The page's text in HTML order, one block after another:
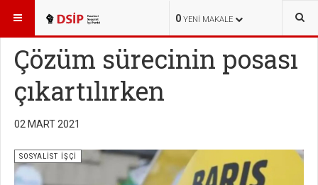
0 YENI MAKALE
BURADASINIZ: YAYINLAR SOSYALİST İŞÇİ
Çözüm sürecinin posası
çıkartılırken
02 MART 2021
SOSYALİST İŞÇİ